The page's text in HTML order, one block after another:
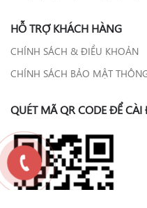
HỖ TRỢ KHÁCH HÀNG
CHÍNH SÁCH & ĐIỀU KHOẢN
CHÍNH SÁCH BẢO MẬT
QUÉT MÃ QR CODE ĐỂ